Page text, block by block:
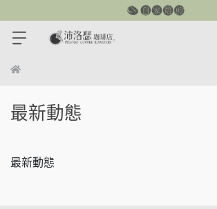
最新動態
最新動態